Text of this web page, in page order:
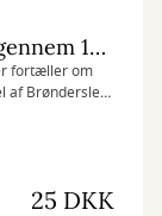
Seniorfestival: FILM - Kvindeliv gennem 100 år
fortæller om
af Brønderslev
25 DKK